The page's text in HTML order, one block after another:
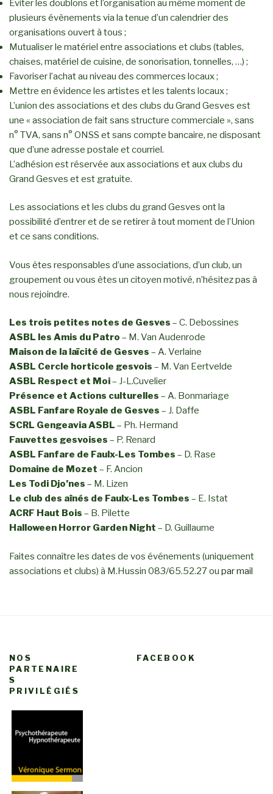
Eviter les doublons et l’organisation au même moment de
plusieurs évènements via la tenue d’un calendrier des
organisations ouvert à tous ;
Mutualiser le matériel entre associations et clubs (tables,
chaises, matériel de cuisine, de sonorisation, tonnelles, …) ;
Favoriser l’achat au niveau des commerces locaux ;
Mettre en évidence les artistes et les talents locaux ;
L’union des associations et des clubs du Grand Gesves est
une « association de fait sans structure commerciale », sans
n° TVA, sans n° ONSS et sans compte bancaire, ne disposant
que d’une adresse postale et courriel.
L’adhésion est réservée aux associations et aux clubs du
Grand Gesves et est gratuite.
Les associations et les clubs du grand Gesves ont la
possibilité d’entrer et de se retirer à tout moment de l’Union
et ce sans conditions.
Vous êtes responsables d’une associations, d’un club, un
groupement ou vous êtes un citoyen motivé, n’hésitez pas à
nous rejoindre.
Les trois petites notes de Gesves – C. Debossines
ASBL les Amis du Patro – M. Van Audenrode
Maison de la laïcité de Gesves – A. Verlaine
ASBL Cercle horticole gesvois – M. Van Eertvelde
ASBL Respect et Moi– J-L.Cuvelier
Présence et Actions culturelles – A. Bonmariage
ASBL Fanfare Royale de Gesves – J. Daffe
SCRL Gengeavia ASBL – Ph. Hermand
Fauvettes gesvoises – P. Renard
ASBL Fanfare de Faulx-Les Tombes – D. Rase
Domaine de Mozet – F. Ancion
Les Todi Djo’nes – M. Lizen
Le club des aînés de Faulx-Les Tombes – E. Istat
ACRF Haut Bois – B. Pilette
Halloween Horror Garden Night – D. Guillaume
Faites connaître les dates de vos événements (uniquement
associations et clubs) à M.Hussin 083/65.52.27 ou par mail
NOS
PARTENAIRE
S
PRIVILÉGIÉS
FACEBOOK